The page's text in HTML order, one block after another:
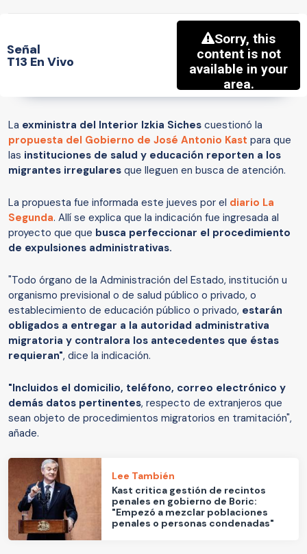
Señal
T13 En Vivo
La exministra del Interior Izkia Siches cuestionó la
propuesta del Gobierno de José Antonio Kast para que
las instituciones de salud y educación reporten a los
migrantes irregulares que lleguen en busca de atención.
La propuesta fue informada este jueves por el diario La
Segunda. Allí se explica que la indicación fue ingresada al
proyecto que que busca perfeccionar el procedimiento
de expulsiones administrativas.
"Todo órgano de la Administración del Estado, institución u
organismo previsional o de salud público o privado, o
establecimiento de educación público o privado, estarán
obligados a entregar a la autoridad administrativa
migratoria y contralora los antecedentes que éstas
requieran", dice la indicación.
"Incluidos el domicilio, teléfono, correo electrónico y
demás datos pertinentes, respecto de extranjeros que
sean objeto de procedimientos migratorios en tramitación",
añade.
Lee También
Kast critica gestión de recintos
penales en gobierno de Boric:
"Empezó a mezclar poblaciones
penales o personas condenadas"